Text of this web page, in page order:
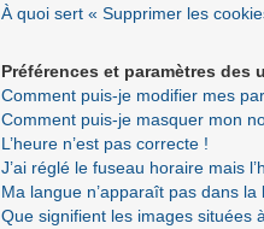
À quoi sert « Supprimer les
Préférences et paramètres des
Comment puis-je modifier mes
Comment puis-je masquer mon
L’heure n’est pas correcte !
J’ai réglé le fuseau horaire mais
Ma langue n’apparaît pas dans la
Que signifient les images situées